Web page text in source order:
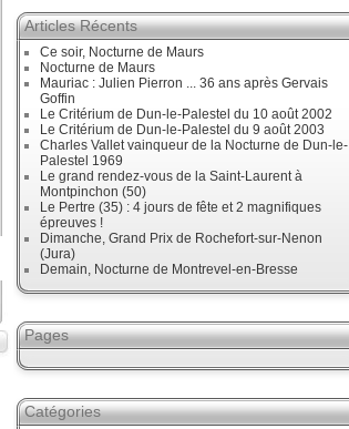
Articles Récents
Ce soir, Nocturne de Maurs
Nocturne de Maurs
Mauriac : Julien Pierron ... 36 ans après Gervais
Goffin
Le Critérium de Dun-le-Palestel du 10 août 2002
Le Critérium de Dun-le-Palestel du 9 août 2003
Charles Vallet vainqueur de la Nocturne de Dun-le-
Palestel 1969
Le grand rendez-vous de la Saint-Laurent à
Montpinchon (50)
Le Pertre (35) : 4 jours de fête et 2 magnifiques
épreuves !
Dimanche, Grand Prix de Rochefort-sur-Nenon
(Jura)
Demain, Nocturne de Montrevel-en-Bresse
Pages
Catégories